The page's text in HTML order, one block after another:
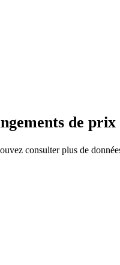
de
consulter plus de